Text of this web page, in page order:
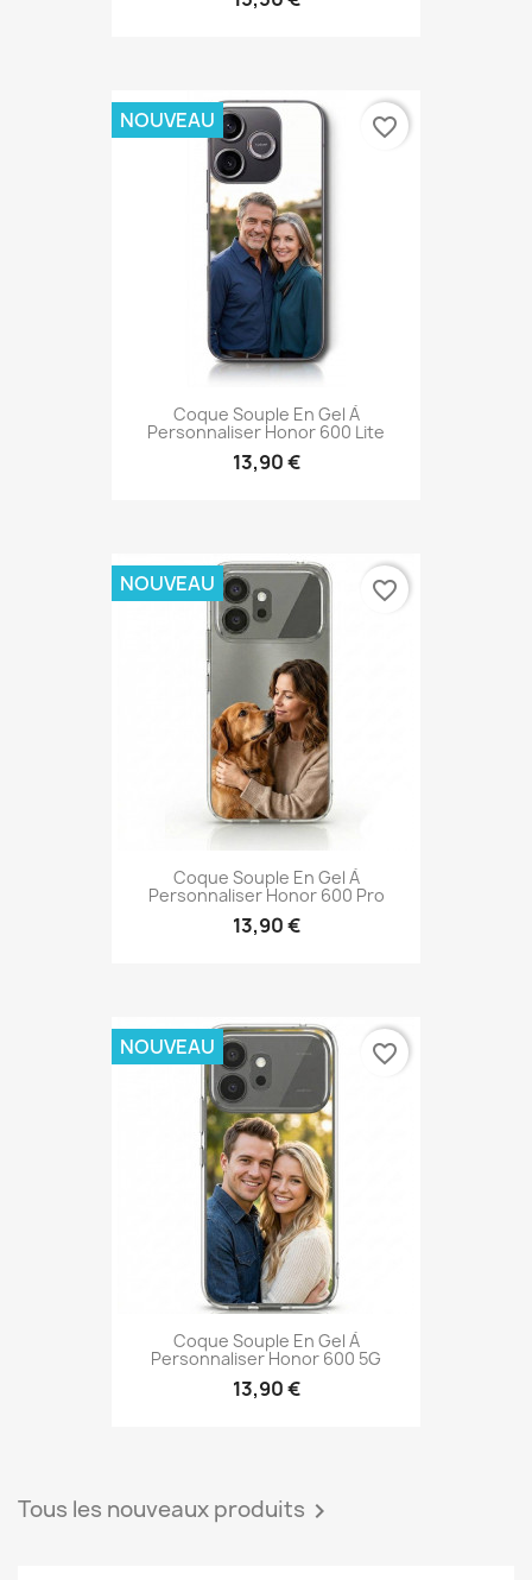
Coque Souple En Gel À
Personnaliser Honor 600 Lite
13,90 €
NOUVEAU favorite_border
Coque Souple En Gel À
Personnaliser Honor 600 Pro
13,90 €
NOUVEAU favorite_border
Coque Souple En Gel À
Personnaliser Honor 600 5G
13,90 €
NOUVEAU favorite_border
Tous les nouveaux produits 